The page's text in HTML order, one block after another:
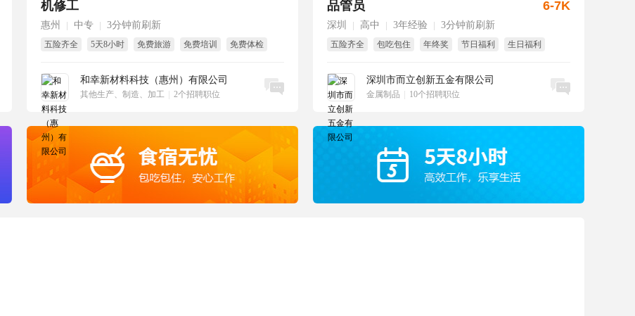
机修工
惠州 中专 3分钟前刷新
五险齐全 5天8小时 免费旅游 免费培训
免费体检
和幸新材料科技（惠州）有限公司
其他生产、制造、加工 2个招聘职位
立即沟通
品管员
深圳 高中 3年经验 3分钟前刷新
五险齐全 包吃包住 年终奖 节日福利
生日福利
深圳市而立创新五金有限公司
金属制品 10个招聘职位
6-7K
立即沟通